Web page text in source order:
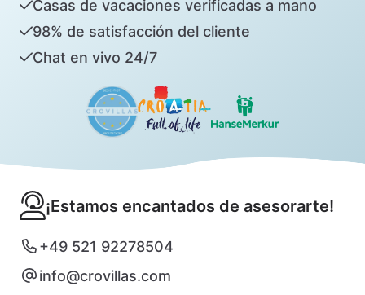
Casas de vacaciones verificadas a mano
98% de satisfacción del cliente
Chat en vivo 24/7
¡Estamos encantados de asesorarte!
+49 521 92278504
info@crovillas.com